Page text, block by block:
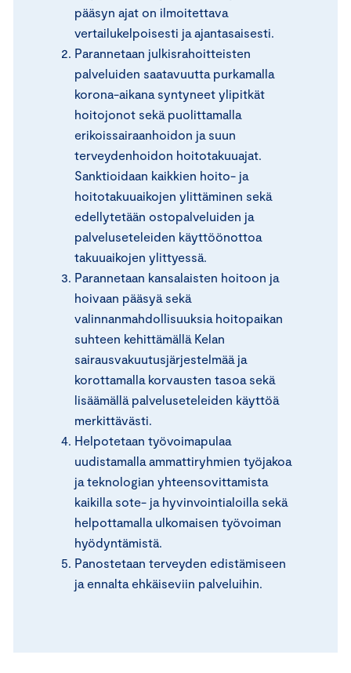
pääsyn ajat on ilmoitettava
vertailukelpoisesti ja ajantasaisesti.
Parannetaan julkisrahoitteisten
palveluiden saatavuutta purkamalla
korona-aikana syntyneet ylipitkät
hoitojonot sekä puolittamalla
erikoissairaanhoidon ja suun
terveydenhoidon hoitotakuuajat.
Sanktioidaan kaikkien hoito- ja
hoitotakuuaikojen ylittäminen sekä
edellytetään ostopalveluiden ja
palveluseteleiden käyttöönottoa
takuuaikojen ylittyessä.
Parannetaan kansalaisten hoitoon ja
hoivaan pääsyä sekä
valinnanmahdollisuuksia hoitopaikan
suhteen kehittämällä Kelan
sairausvakuutusjärjestelmää ja
korottamalla korvausten tasoa sekä
lisäämällä palveluseteleiden käyttöä
merkittävästi.
Helpotetaan työvoimapulaa
uudistamalla ammattiryhmien työjakoa
ja teknologian yhteensovittamista
kaikilla sote- ja hyvinvointialoilla sekä
helpottamalla ulkomaisen työvoiman
hyödyntämistä.
Panostetaan terveyden edistämiseen
ja ennalta ehkäiseviin palveluihin.